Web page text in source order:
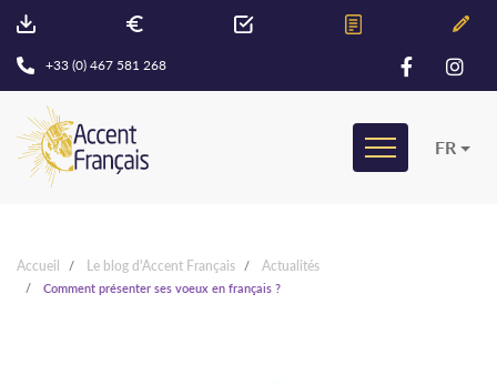
+33 (0) 467 581 268
FR
Accueil Le blog d'Accent Français Actualités
Comment présenter ses voeux en français ?